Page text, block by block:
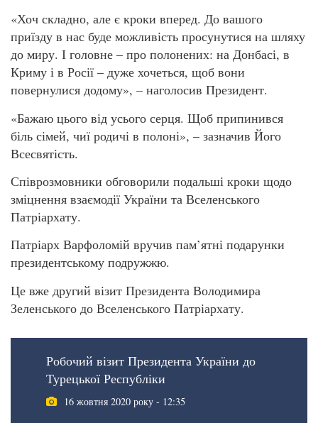
«Хоч складно, але є кроки вперед. До вашого
приїзду в нас буде можливість просунутися на шляху
до миру. І головне – про полонених: на Донбасі, в
Криму і в Росії – дуже хочеться, щоб вони
повернулися додому», – наголосив Президент.
«Бажаю цього від усього серця. Щоб припинився
біль сімей, чиї родичі в полоні», – зазначив Його
Всесвятість.
Співрозмовники обговорили подальші кроки щодо
зміцнення взаємодії України та Вселенського
Патріархату.
Патріарх Варфоломій вручив пам’ятні подарунки
президентському подружжю.
Це вже другий візит Президента Володимира
Зеленського до Вселенського Патріархату.
Робочий візит Президента України до
Турецької Республіки
16 жовтня 2020 року - 12:35